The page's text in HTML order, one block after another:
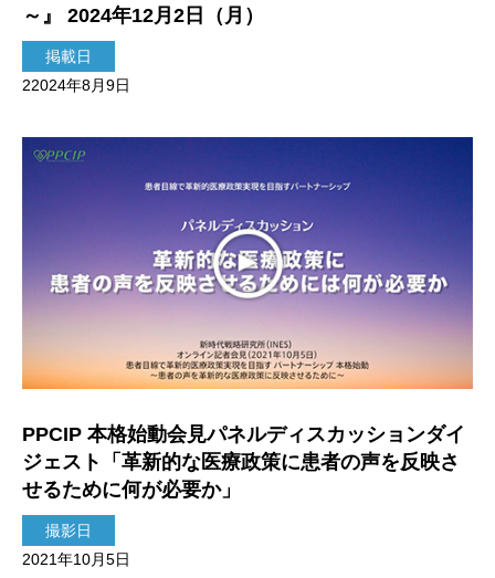
～』 2024年12月2日（月）
掲載日
22024年8月9日
PPCIP 本格始動会見パネルディスカッションダイ
ジェスト「革新的な医療政策に患者の声を反映さ
せるために何が必要か」
撮影日
2021年10月5日